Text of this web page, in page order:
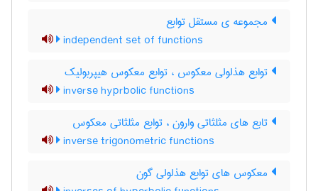
مجموعه ی مستقل توابع
independent set of functions
توابع هذلولی معکوس ، توابع معکوس هیپربولیک
inverse hyprbolic functions
تابع های مثلثاتی وارون ، توابع مثلثاتی معکوس
inverse trigonometric functions
معکوس های توابع هذلولی گون